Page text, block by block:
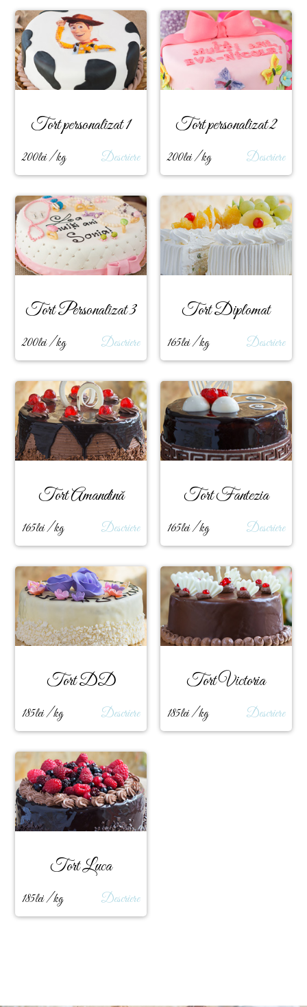
Tort personalizat 1
200lei / kg Descriere
Tort personalizat 2
200lei / kg Descriere
Tort Personalizat 3
200lei / kg Descriere
Tort Diplomat
165lei / kg Descriere
Tort Amandină
165lei / kg Descriere
Tort Fantezia
165lei / kg Descriere
Tort DD
185lei / kg Descriere
Tort Victoria
185lei / kg Descriere
Tort Luca
185lei / kg Descriere